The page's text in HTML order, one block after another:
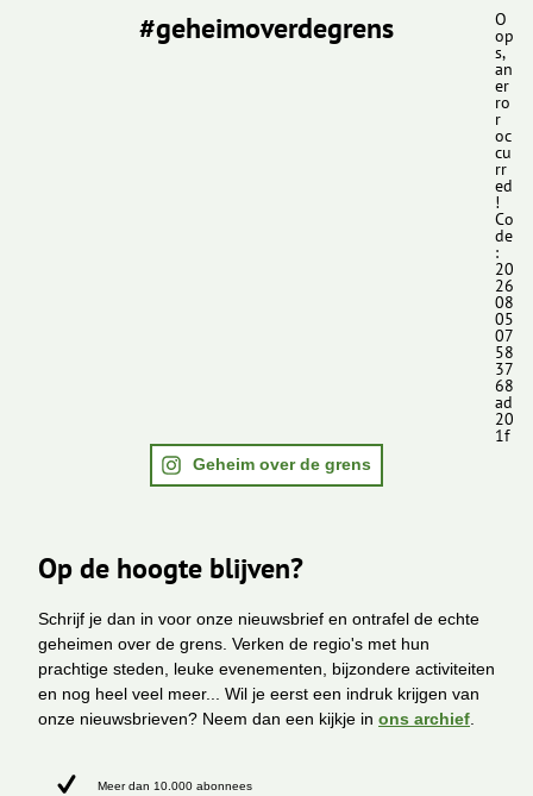
#geheimoverdegrens O
op
s,
an
er
ro
r
oc
cu
rr
ed
!
Co
de
:
20
26
08
05
07
58
37
68
ad
20
1f
Geheim over de grens
Op de hoogte blijven?
Schrijf je dan in voor onze nieuwsbrief en ontrafel de echte
geheimen over de grens. Verken de regio's met hun
prachtige steden, leuke evenementen, bijzondere activiteiten
en nog heel veel meer... Wil je eerst een indruk krijgen van
onze nieuwsbrieven? Neem dan een kijkje in ons archief
Meer dan 10.000 abonnees